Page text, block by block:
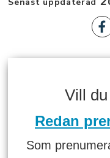
Vill
Redan
Som